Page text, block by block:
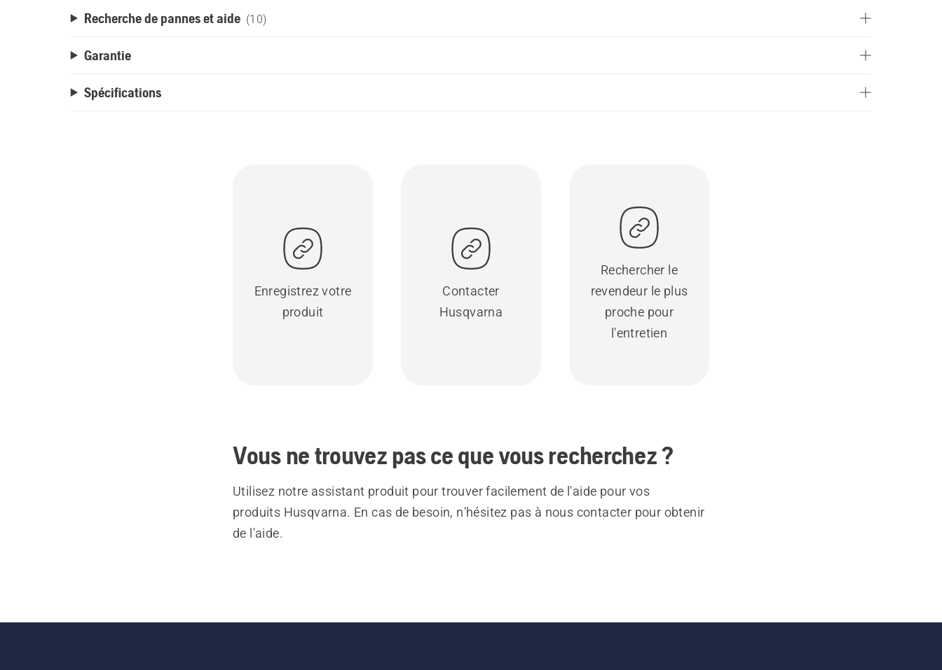
Recherche de pannes et aide (10)
Garantie
Spécifications
Enregistrez votre
produit
Contacter
Husqvarna
Rechercher le
revendeur le plus
proche pour
l'entretien
Vous ne trouvez pas ce que vous recherchez ?
Utilisez notre assistant produit pour trouver facilement de l'aide pour vos
produits Husqvarna. En cas de besoin, n'hésitez pas à nous contacter pour obtenir
de l'aide.